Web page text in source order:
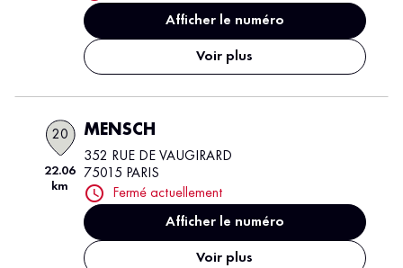
Afficher le numéro
Voir plus
20
22.06
km
MENSCH
352 RUE DE VAUGIRARD
75015 PARIS
Fermé actuellement
Afficher le numéro
Voir plus